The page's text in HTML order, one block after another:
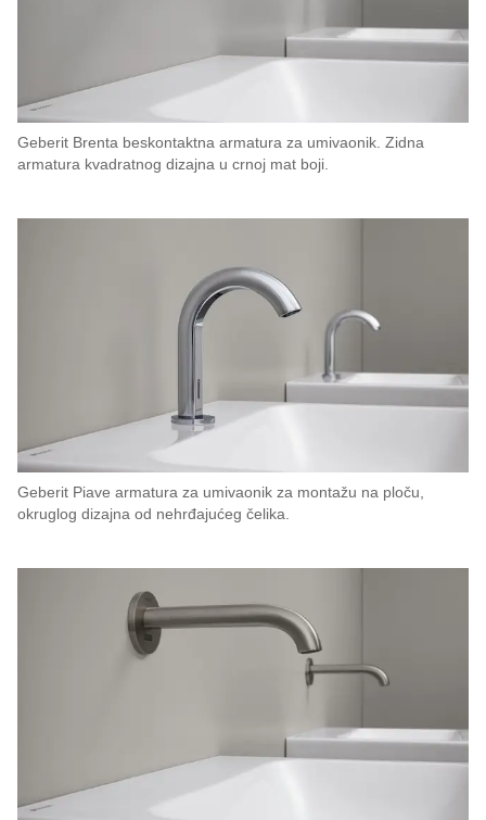
Geberit Brenta beskontaktna armatura za umivaonik. Zidna
armatura kvadratnog dizajna u crnoj mat boji.
Geberit Piave armatura za umivaonik za montažu na ploču,
okruglog dizajna od nehrđajućeg čelika.